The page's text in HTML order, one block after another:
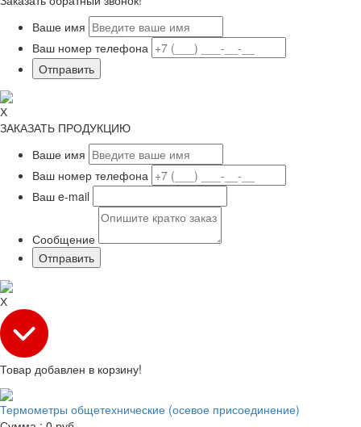
Ваше имя
Ваш номер телефона
Х
ЗАКАЗАТЬ ПРОДУКЦИЮ
Ваше имя
Ваш номер телефона
Ваш e-mail
Сообщение
Х
Товар добавлен в корзину!
Термометры общетехнические (осевое присоединение)